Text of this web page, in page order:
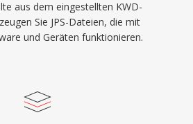
aus dem eingestellten KWD-
Sie JPS-Dateien, die mit
und Geräten funktionieren.